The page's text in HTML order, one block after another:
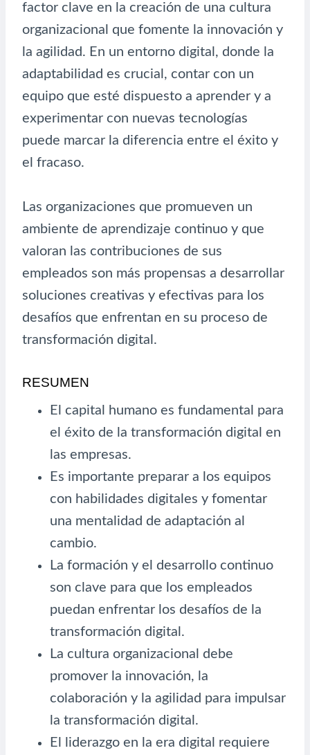
factor clave en la creación de una cultura
organizacional que fomente la innovación y
la agilidad. En un entorno digital, donde la
adaptabilidad es crucial, contar con un
equipo que esté dispuesto a aprender y a
experimentar con nuevas tecnologías
puede marcar la diferencia entre el éxito y
el fracaso.
Las organizaciones que promueven un
ambiente de aprendizaje continuo y que
valoran las contribuciones de sus
empleados son más propensas a desarrollar
soluciones creativas y efectivas para los
desafíos que enfrentan en su proceso de
transformación digital.
RESUMEN
El capital humano es fundamental para
el éxito de la transformación digital en
las empresas.
Es importante preparar a los equipos
con habilidades digitales y fomentar
una mentalidad de adaptación al
cambio.
La formación y el desarrollo continuo
son clave para que los empleados
puedan enfrentar los desafíos de la
transformación digital.
La cultura organizacional debe
promover la innovación, la
colaboración y la agilidad para impulsar
la transformación digital.
El liderazgo en la era digital requiere